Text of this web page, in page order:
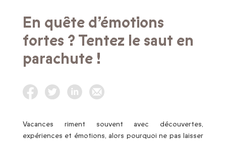
En quête d’émotions
fortes ? Tentez le saut en
parachute !
Vacances riment souvent avec découvertes,
expériences et émotions, alors pourquoi ne pas laisser